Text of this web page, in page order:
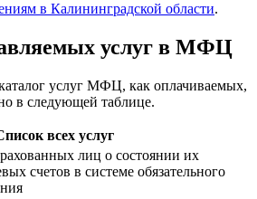
в Калининградской области.
услуг в МФЦ
услуг МФЦ, как оплачиваемых,
в следующей таблице.
всех услуг
лиц о состоянии их
счетов в системе обязательного